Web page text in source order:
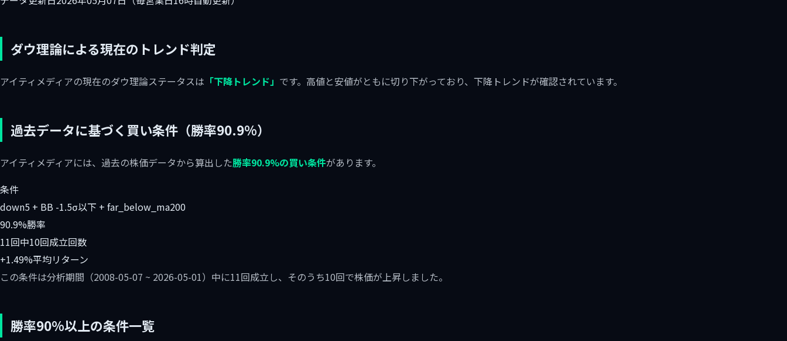
ダウ理論による現在のトレンド判定
アイティメディアの現在のダウ理論ステータスは 「下降トレンド」 です。高値と安値がともに切り下がっており、下降トレンドが確認されています。
過去データに基づく買い条件（勝率90.9%）
アイティメディアには、過去の株価データから算出した勝率90.9%の買い条件があります。
条件
down5 + BB -1.5σ以下 + far_below_ma200
90.9%勝率
11回中10回成立回数
+1.49%平均リターン
この条件は分析期間（2008-05-07 ~ 2026-05-01）中に11回成立し、そのうち10回で株価が上昇しました。
勝率90%以上の条件一覧